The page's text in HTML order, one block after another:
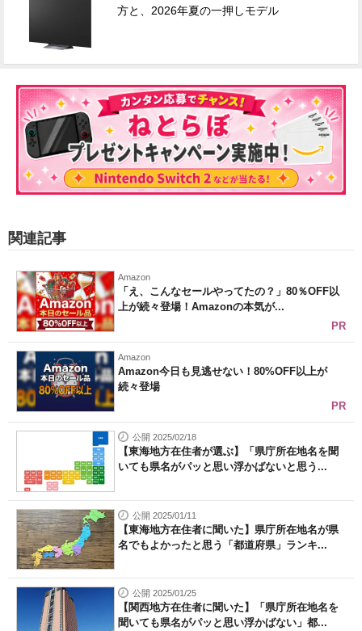
方と、2026年夏の一押しモデル
関連記事
Amazon
「え、こんなセールやってたの？」80％OFF以
上が続々登場！Amazonの本気が...
PR
Amazon
Amazon今日も見逃せない！80%OFF以上が
続々登場
PR
公開 2025/02/18
【東海地方在住者が選ぶ】「県庁所在地名を聞
いても県名がパッと思い浮かばないと思う...
公開 2025/01/11
【東海地方在住者に聞いた】県庁所在地名が県
名でもよかったと思う「都道府県」ランキ...
公開 2025/01/25
【関西地方在住者に聞いた】「県庁所在地名を
聞いても県名がパッと思い浮かばない」都...